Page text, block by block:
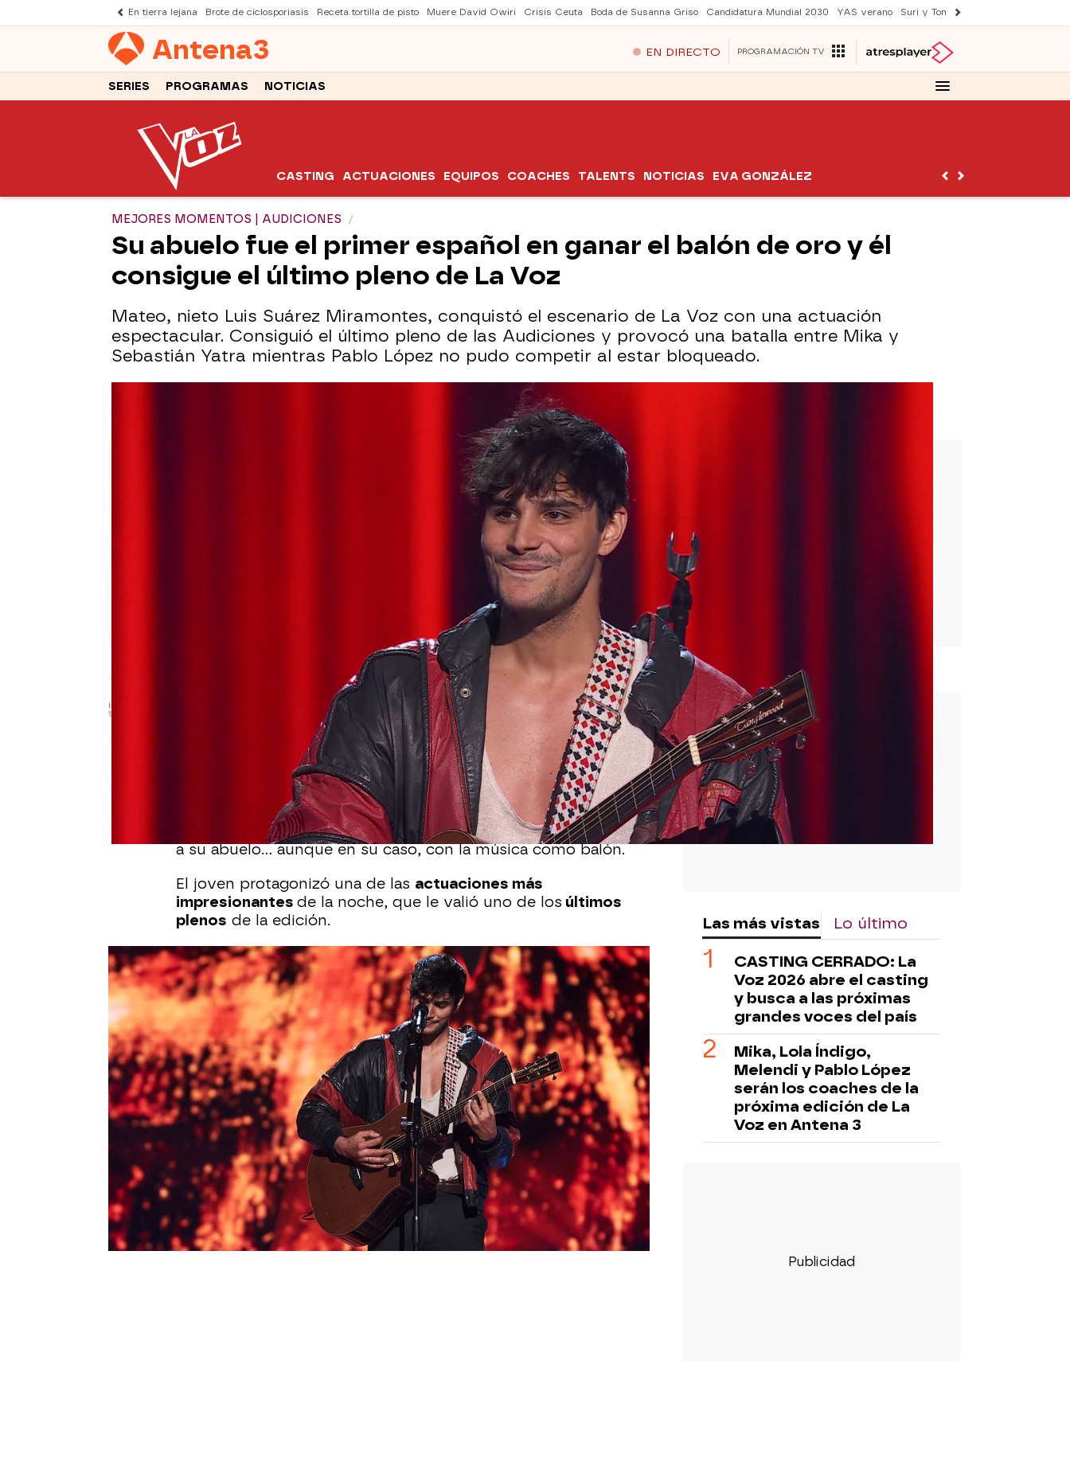
En tierra lejana Brote de ciclosporiasis Receta tortilla de pisto Muere David Owiri Crisis Ceuta Boda de Susanna Griso Candidatura Mundial 2030 YAS verano Suri y Tom Cruise
Antena3 EN DIRECTO PROGRAMACIÓN TV
SERIES PROGRAMAS NOTICIAS
CASTING ACTUACIONES EQUIPOS COACHES TALENTS NOTICIAS EVA GONZÁLEZ
MEJORES MOMENTOS | AUDICIONES
Su abuelo fue el primer español en ganar el balón de oro y él
consigue el último pleno de La Voz
Mateo, nieto Luis Suárez Miramontes, conquistó el escenario de La Voz con una actuación
espectacular. Consiguió el último pleno de las Audiciones y provocó una batalla entre Mika y
Sebastián Yatra mientras Pablo López no pudo competir al estar bloqueado.
Ella es hija de una conocida actriz, pero ningún coach se gira en su Audición de La Voz: “Vuelve, te lo
26 de octubre de 2025, 12:00
WhatsappFacebook
X Flipboard
El talento y la historia se dieron la mano en la última gala de
Audiciones a ciegas de La Voz.
Mateo, nieto de
Luis Suárez
, elprimer español en ganar elBalón de Oro, se
subió al escenario con la misma pasión y elegancia que marcó
a su abuelo… aunque en su caso, con la música como balón.
El joven protagonizó una de las actuaciones más
impresionantes de la noche, que le valió uno de los últimos
plenos de la edición.
Su voz, poderosa y llena de personalidad, hizo que Mikay
Sebastián Yatrapulsaran el botón casi al mismo tiempo, al
igual quePablo López, que fuebloqueadopor su compañero
Mika y se quedó sin opciones.
Mikase volcó en su discurso, peroYatra
no se dejó intimidar y
no dudó en lanzarle un piropo que arrancó cuando Mateo dijo
que era gallego: “Si yo fuese español, sería de Galicia”, dijo el
colombiano, esperando que fuese el elegido.
Finalmente,Mateo decidió irse conMika, pero no dudó en
agradecer a Yatra todo el empeño que le había puesto.
Noticias de La Voz
Las más vistas Lo último
CASTING CERRADO: La
Voz 2026 abre el casting
y busca a las próximas
grandes voces del país
Mika, Lola Índigo,
Melendi y Pablo López
serán los coaches de la
próxima edición de La
Voz en Antena 3